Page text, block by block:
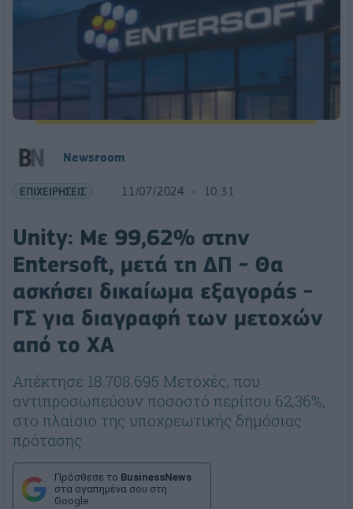
Newsroom
ΕΠΙΧΕΙΡΗΣΕΙΣ 11/07/2024 10:31
Unity: Με 99,62% στην
Entersoft, μετά τη ΔΠ - Θα
ασκήσει δικαίωμα εξαγοράς -
ΓΣ για διαγραφή των μετοχών
από το ΧΑ
Απέκτησε 18.708.695 Μετοχές, που
αντιπροσωπεύουν ποσοστό περίπου 62,36%,
στο πλαίσιο της υποχρεωτικής δημόσιας
πρότασης
Πρόσθεσε το BusinessNews
στα αγαπημένα σου στη
Google